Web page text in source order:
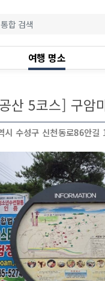
여행 명소
산 5코스] 구암
시 수성구 신천동로86안길